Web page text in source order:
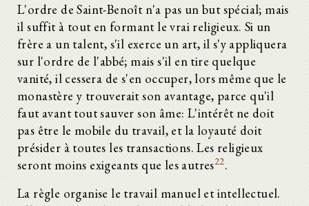
L'ordre de Saint-Benoît n'a pas un but spécial; mais
il suffit à tout en formant le vrai religieux. Si un
frère a un talent, s'il exerce un art, il s'y appliquera
sur l'ordre de l'abbé; mais s'il en tire quelque
vanité, il cessera de s'en occuper, lors même que le
monastère y trouverait son avantage, parce qu'il
faut avant tout sauver son âme: L'intérêt ne doit
pas être le mobile du travail, et la loyauté doit
présider à toutes les transactions. Les religieux
seront moins exigeants que les autres22.
La règle organise le travail manuel et intellectuel.